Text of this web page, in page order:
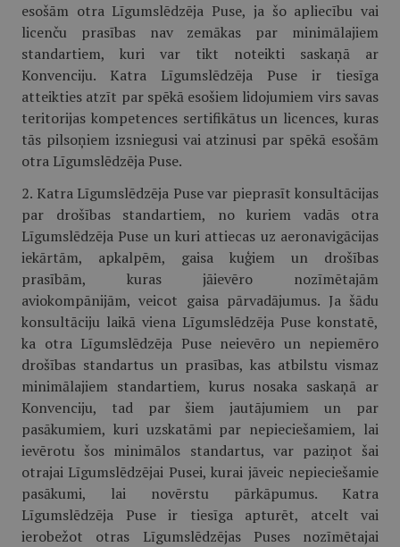
esošām otra Līgumslēdzēja Puse, ja šo apliecību vai
licenču prasības nav zemākas par minimālajiem
standartiem, kuri var tikt noteikti saskaņā ar
Konvenciju. Katra Līgumslēdzēja Puse ir tiesīga
atteikties atzīt par spēkā esošiem lidojumiem virs savas
teritorijas kompetences sertifikātus un licences, kuras
tās pilsoņiem izsniegusi vai atzinusi par spēkā esošām
otra Līgumslēdzēja Puse.
2. Katra Līgumslēdzēja Puse var pieprasīt konsultācijas
par drošības standartiem, no kuriem vadās otra
Līgumslēdzēja Puse un kuri attiecas uz aeronavigācijas
iekārtām, apkalpēm, gaisa kuģiem un drošības
prasībām, kuras jāievēro nozīmētajām
aviokompānijām, veicot gaisa pārvadājumus. Ja šādu
konsultāciju laikā viena Līgumslēdzēja Puse konstatē,
ka otra Līgumslēdzēja Puse neievēro un nepiemēro
drošības standartus un prasības, kas atbilstu vismaz
minimālajiem standartiem, kurus nosaka saskaņā ar
Konvenciju, tad par šiem jautājumiem un par
pasākumiem, kuri uzskatāmi par nepieciešamiem, lai
ievērotu šos minimālos standartus, var paziņot šai
otrajai Līgumslēdzējai Pusei, kurai jāveic nepieciešamie
pasākumi, lai novērstu pārkāpumus. Katra
Līgumslēdzēja Puse ir tiesīga apturēt, atcelt vai
ierobežot otras Līgumslēdzējas Puses nozīmētajai